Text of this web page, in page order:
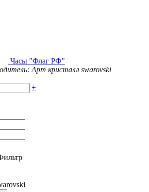
Часы "Флаг РФ"
Арт кристалл swarovski
+